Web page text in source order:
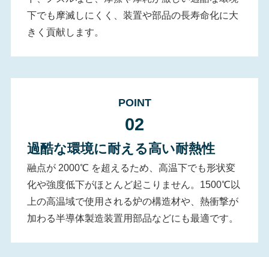
下でも摩滅しにくく、装置や部品の長寿命化に大
きく貢献します。
POINT
02
過酷な環境に耐える高い耐熱性
融点が 2000℃ を超えるため、高温下でも形状変
化や強度低下がほとんど起こりません。1500℃以
上の高温域で使用される炉の構造材や、熱衝撃が
加わる半導体製造装置用部品などにも最適です。